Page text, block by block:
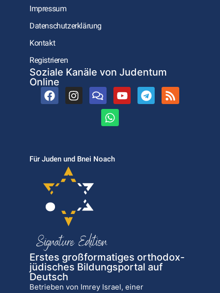
Impressum
Datenschutzerklärung
Kontakt
Registrieren
Soziale Kanäle von Judentum
Online
Für Juden und Bnei Noach
Erstes großformatiges orthodox-
jüdisches Bildungsportal auf
Deutsch
Betrieben von Imrey Israel, einer